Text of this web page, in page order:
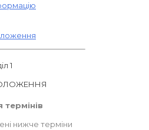
1
термінів
нижче терміни